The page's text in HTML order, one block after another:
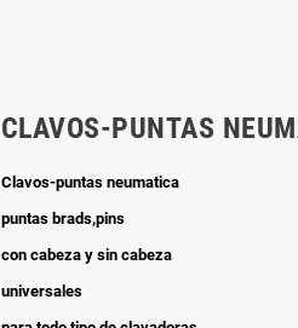
CLAVOS-PUNTAS
Clavos-puntas neumatica
puntas brads,pins
con cabeza y sin cabeza
universales